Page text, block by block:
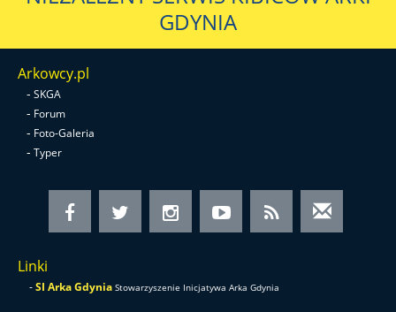
GDYNIA
Arkowcy.pl
- SKGA
- Forum
- Foto-Galeria
- Typer
Linki
-SI Arka Gdynia Stowarzyszenie Inicjatywa Arka Gdynia